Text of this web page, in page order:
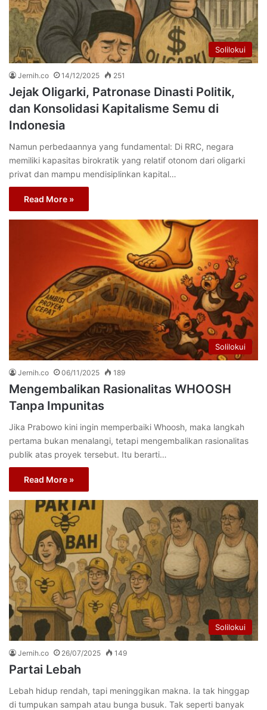
Solilokui
Jernih.co 14/12/2025 251
Jejak Oligarki, Patronase Dinasti Politik,
dan Konsolidasi Kapitalisme Semu di
Indonesia
Namun perbedaannya yang fundamental: Di RRC, negara
memiliki kapasitas birokratik yang relatif otonom dari oligarki
privat dan mampu mendisiplinkan kapital…
Read More »
Solilokui
Jernih.co 06/11/2025 189
Mengembalikan Rasionalitas WHOOSH
Tanpa Impunitas
Jika Prabowo kini ingin memperbaiki Whoosh, maka langkah
pertama bukan menalangi, tetapi mengembalikan rasionalitas
publik atas proyek tersebut. Itu berarti…
Read More »
Solilokui
Jernih.co 26/07/2025 149
Partai Lebah
Lebah hidup rendah, tapi meninggikan makna. Ia tak hinggap
di tumpukan sampah atau bunga busuk. Tak seperti banyak